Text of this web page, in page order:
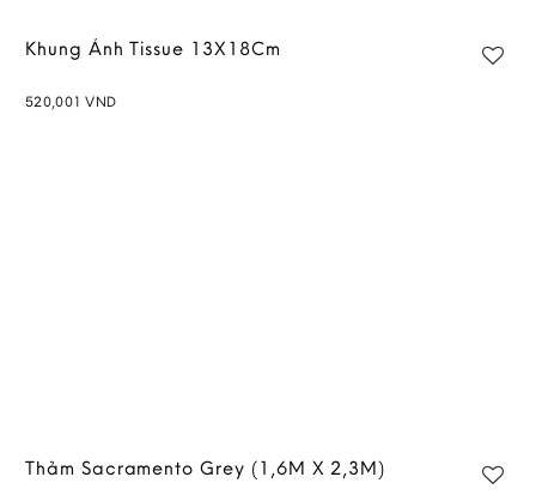
Khung Ảnh Tissue 13X18Cm
520,001VND
Thảm Sacramento Grey (1,6M X 2,3M)